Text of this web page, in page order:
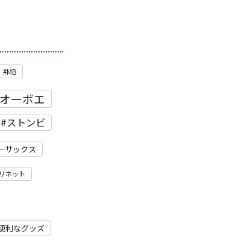
MB
オーボエ
ストンビ
サックス
ネット
利なグッズ